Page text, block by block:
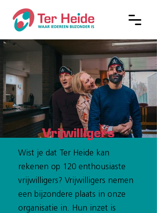
Vrijwilligers
Wist je dat Ter Heide kan
rekenen op 120 enthousiaste
vrijwilligers? Vrijwilligers nemen
een bijzondere plaats in onze
organisatie in. Hun inzet is